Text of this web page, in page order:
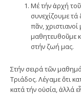
Μέ τήν ἀρχή
συνεχίζουμε
πᾶν,
μαθητευθοῦμε
στήν ζωή μας.
Στήν σειρά τῶν
Τριάδος. Λέγαμε ὅτι
κατά τήν οὐσία, ἀλλά